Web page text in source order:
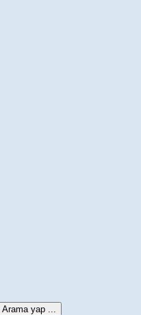
Arama yap ...